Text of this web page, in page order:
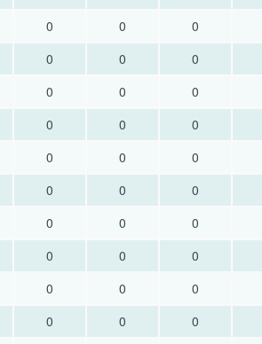
0 0 0
0 0 0
0 0 0
0 0 0
0 0 0
0 0 0
0 0 0
0 0 0
0 0 0
0 0 0